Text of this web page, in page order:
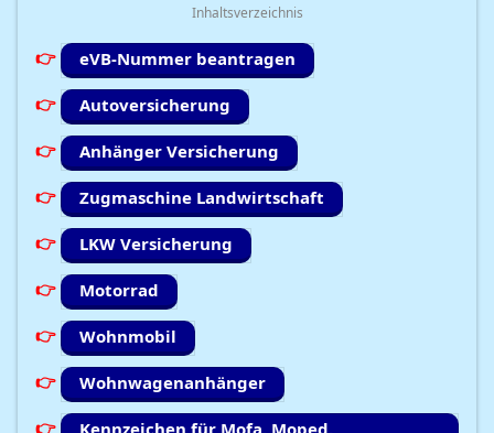
Inhaltsverzeichnis
eVB-Nummer beantragen
Autoversicherung
Anhänger Versicherung
Zugmaschine Landwirtschaft
LKW Versicherung
Motorrad
Wohnmobil
Wohnwagenanhänger
Kennzeichen für Mofa, Moped,